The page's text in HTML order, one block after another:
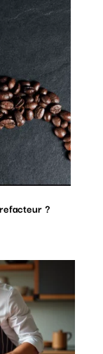
?